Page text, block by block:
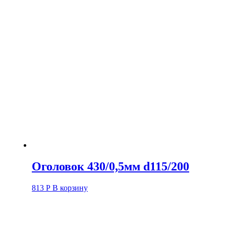
Оголовок 430/0,5мм d115/200
813 Р В корзину